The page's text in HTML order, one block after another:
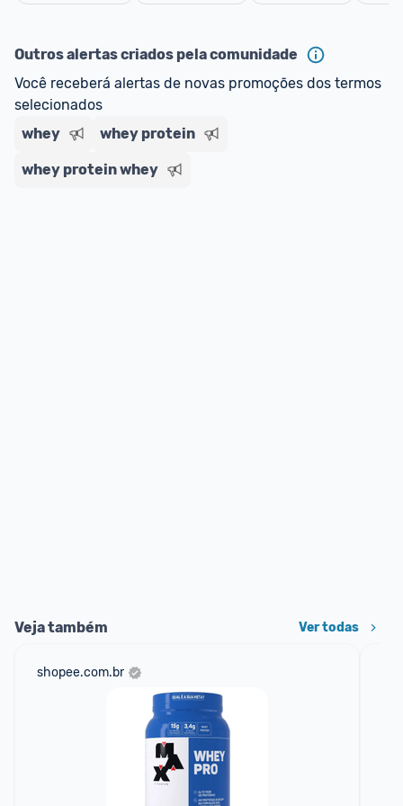
E lembre-se: você sempre pode contar ajuda da
comunidade para tirar dúvidas ou acionar os
nossos Admins marcando
comentário ou através do Fale com o Promobit.
Outros alertas criados pela comunidade
Você receberá alertas de novas promoções dos termos
selecionados
whey
whey protein
whey protein whey
Veja também Ver todas
shopee.com.br